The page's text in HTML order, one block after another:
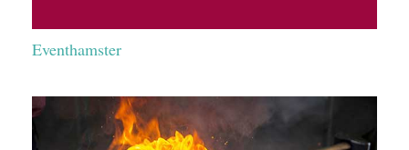
Eventhamster